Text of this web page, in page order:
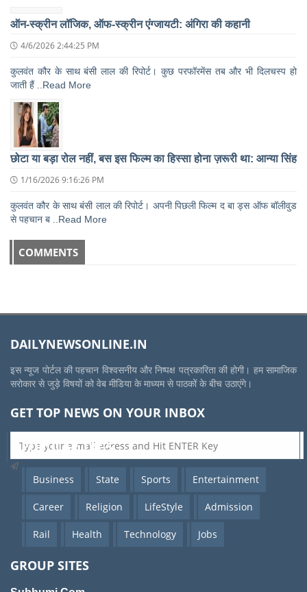
ऑन-स्क्रीन लॉजिक, ऑफ-स्क्रीन एंग्जायटी: अंगिरा की कहानी
4/6/2026 2:44:25 PM
कुलवंत कौर के साथ बंसी लाल की रिपोर्ट। कुछ परफॉरमेंस तब और भी दिलचस्प हो
जाती हैं ..Read More
छोटा या बड़ा रोल नहीं, बस इस फिल्म का हिस्सा होना ज़रूरी था: आन्या सिंह
1/16/2026 9:16:26 PM
कुलवंत कौर के साथ बंसी लाल की रिपोर्ट। अपनी पिछली फिल्म द बा ड्स ऑफ बॉलीवुड
से पहचान ब ..Read More
COMMENTS
DAILYNEWSONLINE.IN
इस न्यूज पोर्टल की पहचान विश्वसनीय और निष्पक्ष पत्रकारिता की होगी। हम सामाजिक
सरोकार से जुड़े विषयों को वेब मीडिया के माध्यम से पाठकों के बीच उठाएंगे।
GET TOP NEWS ON YOUR INBOX
POPULAR TAGS
Business State Sports Entertainment
Career Religion LifeStyle Admission
Rail Health Technology Jobs
GROUP SITES